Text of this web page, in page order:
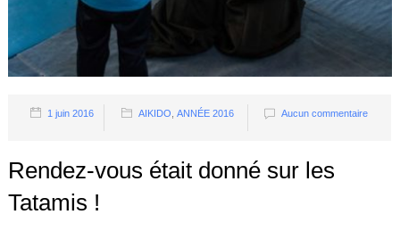
1 juin 2016 AIKIDO ANNÉE 2016 Aucun commentaire
Rendez-vous était donné sur les
Tatamis !